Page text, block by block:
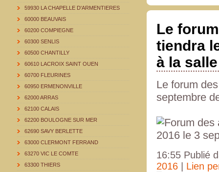
59930 LA CHAPELLE D'ARMENTIERES
60000 BEAUVAIS
60200 COMPIEGNE
60300 SENLIS
60500 CHANTILLY
60610 LACROIX SAINT OUEN
60700 FLEURINES
60950 ERMENONVILLE
62000 ARRAS
62100 CALAIS
62200 BOULOGNE SUR MER
62690 SAVY BERLETTE
63000 CLERMONT FERRAND
63270 VIC LE COMTE
63300 THIERS
Le
tiendra
à la
Le forum
septembre
16:55 Publié
2016
Lien